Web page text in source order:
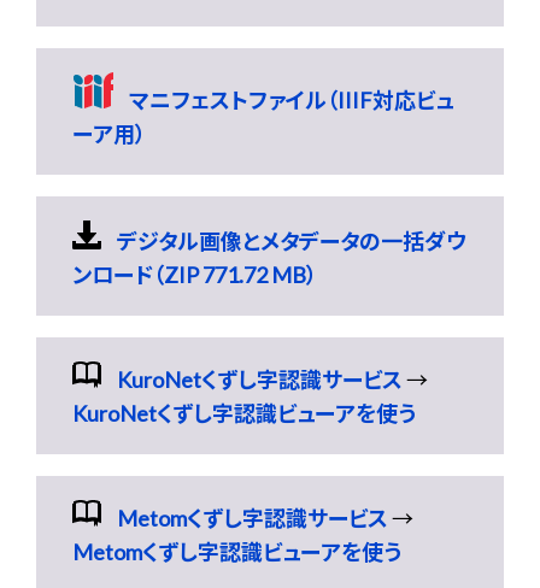
マニフェストファイル（IIIF対応ビュ
ーア用）
デジタル画像とメタデータの一括ダウ
ンロード（ZIP 771.72 MB）
KuroNetくずし字認識サービス→
KuroNetくずし字認識ビューアを使う
Metomくずし字認識サービス→
Metomくずし字認識ビューアを使う